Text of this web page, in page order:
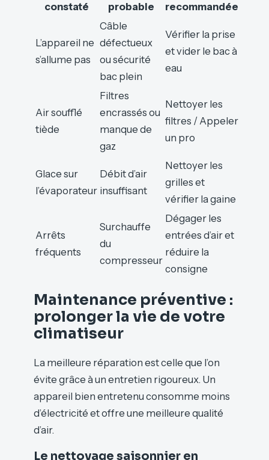
constaté
probable
recommandée
L’appareil ne
s’allume pas
Câble
défectueux
ou sécurité
bac plein
Vérifier la prise
et vider le bac à
eau
Air soufflé
tiède
Filtres
encrassés ou
manque de
gaz
Nettoyer les
filtres / Appeler
un pro
Glace sur
l’évaporateur
Débit d’air
insuffisant
Nettoyer les
grilles et
vérifier la gaine
Arrêts
fréquents
Surchauffe
du
compresseur
Dégager les
entrées d’air et
réduire la
consigne
Maintenance préventive :
prolonger la vie de votre
climatiseur
La meilleure réparation est celle que l’on
évite grâce à un entretien rigoureux. Un
appareil bien entretenu consomme moins
d’électricité et offre une meilleure qualité
d’air.
Le nettoyage saisonnier en